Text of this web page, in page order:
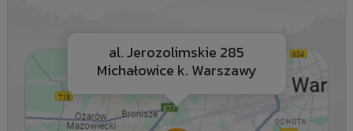
al. Jerozolimskie 285
Michałowice k. Warszawy